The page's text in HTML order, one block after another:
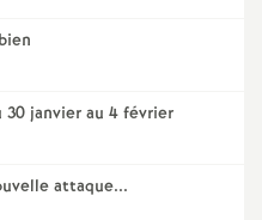
30 janvier au 4 février
attaque...